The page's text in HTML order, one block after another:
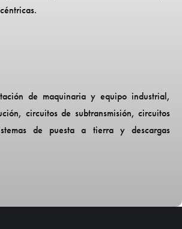
de maquinaria y equipo industrial,
circuitos de subtransmisión, circuitos
de puesta a tierra y descargas